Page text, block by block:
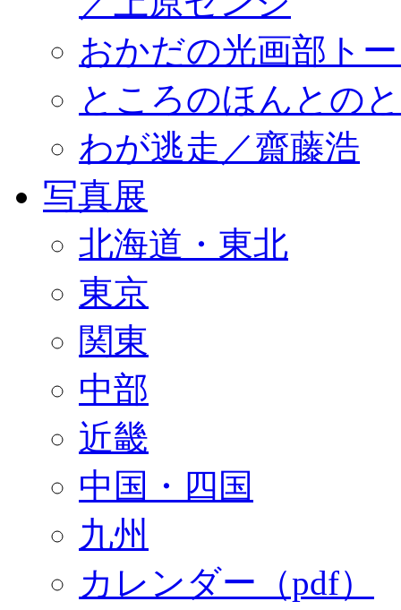
おかだの光画部ト
ところのほんとの
わが逃走／齋藤浩
写真展
北海道・東北
東京
関東
中部
近畿
中国・四国
九州
カレンダー（pdf）